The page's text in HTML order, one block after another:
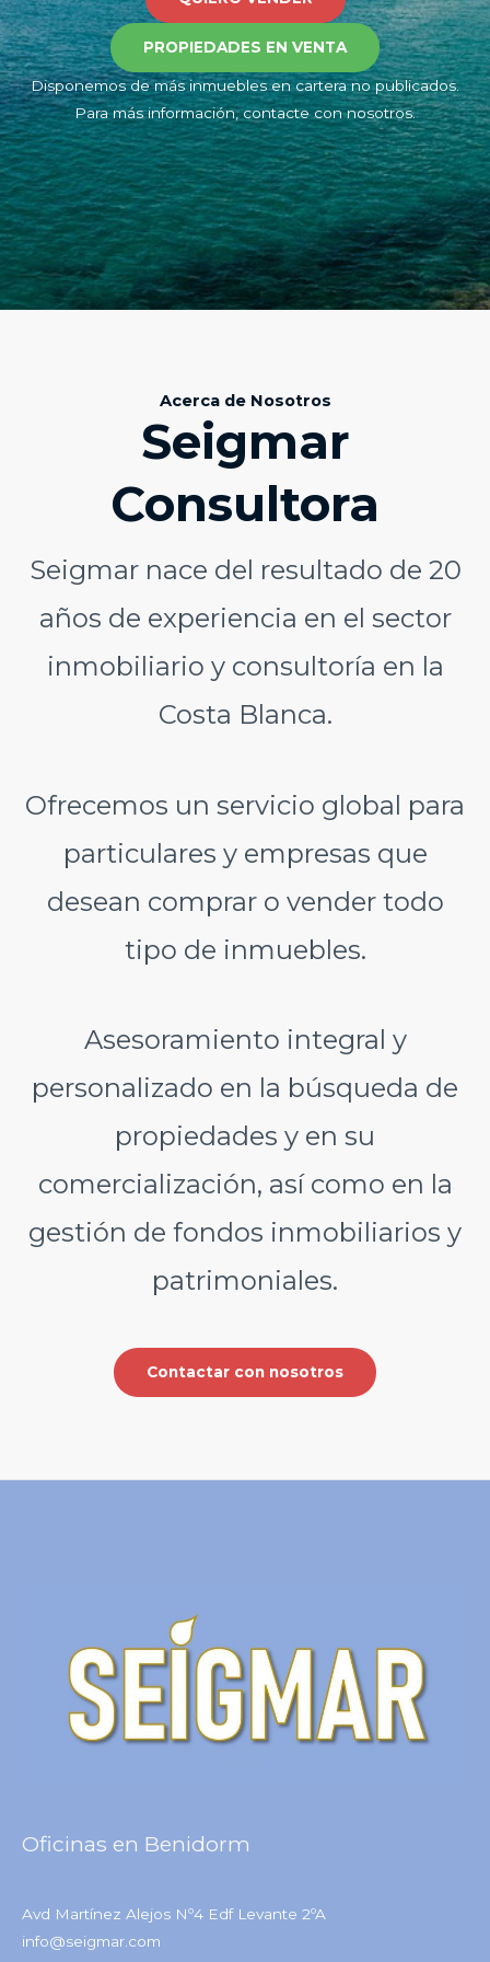
PROPIEDADES EN VENTA
Disponemos de más inmuebles en cartera no publicados.
Para más información, contacte con nosotros.
Acerca de Nosotros
Seigmar
Consultora
Seigmar nace del resultado de 20
años de experiencia en el sector
inmobiliario y consultoría en la
Costa Blanca.
Ofrecemos un servicio global para
particulares y empresas que
desean comprar o vender todo
tipo de inmuebles.
Asesoramiento integral y
personalizado en la búsqueda de
propiedades y en su
comercialización, así como en la
gestión de fondos inmobiliarios y
patrimoniales.
Contactar con nosotros
Oficinas en Benidorm
Avd Martínez Alejos Nº4 Edf Levante 2ºA
info@seigmar.com